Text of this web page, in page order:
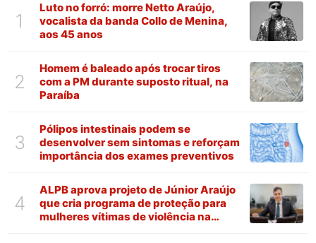
1
Luto no forró: morre Netto Araújo,
vocalista da banda Collo de Menina,
aos 45 anos
2
Homem é baleado após trocar tiros
com a PM durante suposto ritual, na
Paraíba
3
Pólipos intestinais podem se
desenvolver sem sintomas e reforçam
importância dos exames preventivos
4
ALPB aprova projeto de Júnior Araújo
que cria programa de proteção para
mulheres vítimas de violência na